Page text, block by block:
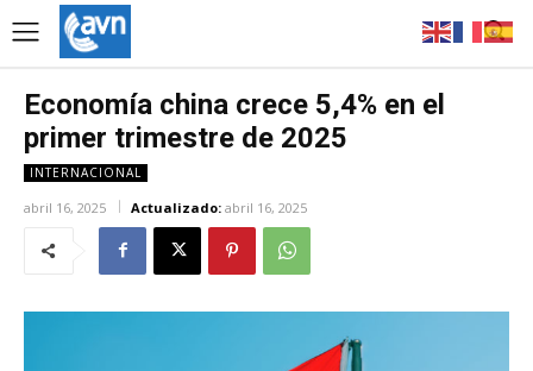
Economía china crece 5,4% en el
primer trimestre de 2025
INTERNACIONAL
abril 16, 2025 Actualizado: abril 16, 2025